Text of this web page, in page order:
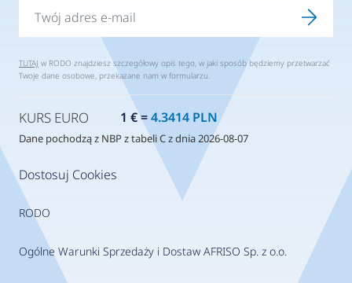
Dostosuj Cookies
RODO
Ogólne Warunki Sprzedaży i Dostaw AFRISO Sp. z o.o.
TUTAJ w RODO znajdziesz szczegółowy opis tego, w jaki sposób będziemy przetwarzać
Twoje dane osobowe, przekazane nam w formularzu.
KURS EURO 1 € =4.3414 PLN
Dane pochodzą z NBP z tabeli C z dnia 2026-08-07